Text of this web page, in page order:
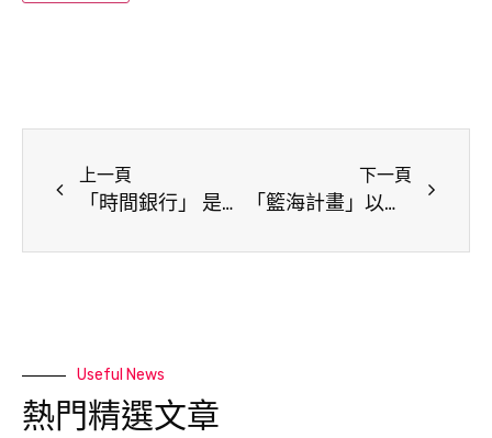
上一頁
「時間銀行」 是個我為人人、人人為我的 善的循環系統
下一頁
「籃海計畫」以運動翻轉教育和生命 讓孩子站穩夢想舞台
Useful News
熱門精選文章